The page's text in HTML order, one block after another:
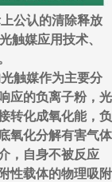
公认的清除释放
触媒应用技术、
触媒作为主要分
应的负离子粉，光
转化成氧化能，负
氧化分解有害气体
，自身不被反应
性载体的物理吸附